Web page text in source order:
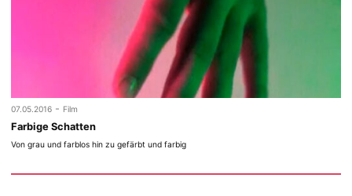
07.05.2016 - Film
Farbige Schatten
Von grau und farblos hin zu gefärbt und farbig